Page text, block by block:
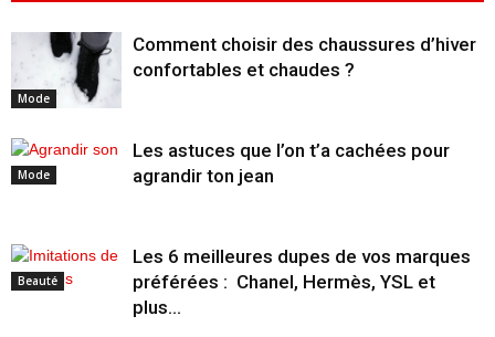
Mode
Comment choisir des chaussures d’hiver
confortables et chaudes ?
Mode
Les astuces que l’on t’a cachées pour
agrandir ton jean
Beauté
Les 6 meilleures dupes de vos marques
préférées : Chanel, Hermès, YSL et
plus…